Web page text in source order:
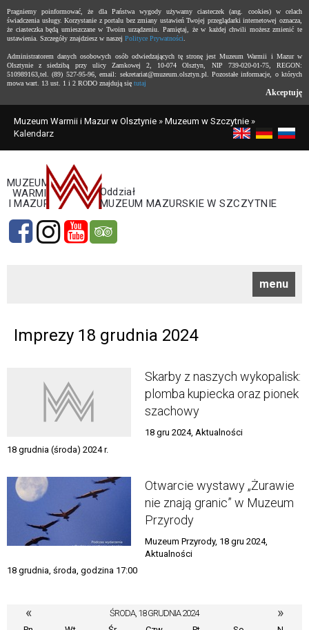
Pragniemy poinformować, że dla Państwa wygody używamy ciasteczek (ang. cookies) w celach
świadczenia usługy. Korzystanie z portalu bez zmiany ustawień Twojej przeglądarki internetowej oznacza,
że ciasteczka będą umieszczane w Twoim urządzeniu. Pamiętaj, że w każdej chwili możesz zmienić te
ustawienia. Szczegóły znajdziesz w naszej Polityce Prywatności
Administratorem danych osobowych osób odwiedzających tę stronę jest Muzeum Warmii i Mazur w
Olsztynie z siedzibą przy ulicy Zamkowej 2, 10-074 Olsztyn, NIP 739-020-01-75, REGON:
510989163,tel. (89) 527-95-96, email: sekretariat@muzeum.olsztyn.pl. Pozostałe informacje, o których
mowa wart. 13 ust. 1 i 2 RODO znajdują się tutaj
Akceptuję
Muzeum Warmii i Mazur w Olsztynie » Muzeum w Szczytnie »
Kalendarz
MUZEUM
WARMII
I MAZUR
Oddział
MUZEUM MAZURSKIE W SZCZYTNIE
menu
Imprezy 18 grudnia 2024
Skarby z naszych wykopalisk:
plomba kupiecka oraz pionek
szachowy
18 gru 2024, Aktualności
18 grudnia (środa) 2024 r.
Otwarcie wystawy „Żurawie
nie znają granic” w Muzeum
Przyrody
Muzeum Przyrody, 18 gru 2024,
Aktualności
18 grudnia, środa, godzina 17:00
« ŚRODA, 18 GRUDNIA 2024 »